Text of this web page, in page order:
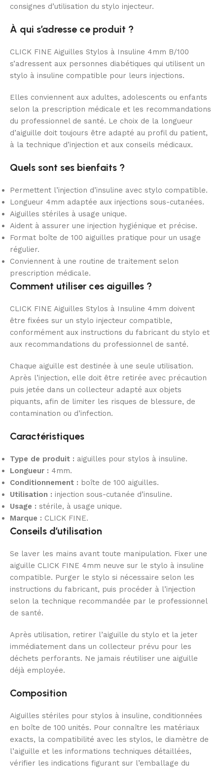
consignes d’utilisation du stylo injecteur.
À qui s’adresse ce produit ?
CLICK FINE Aiguilles Stylos à Insuline 4mm B/100
s’adressent aux personnes diabétiques qui utilisent un
stylo à insuline compatible pour leurs injections.
Elles conviennent aux adultes, adolescents ou enfants
selon la prescription médicale et les recommandations
du professionnel de santé. Le choix de la longueur
d’aiguille doit toujours être adapté au profil du patient,
à la technique d’injection et aux conseils médicaux.
Quels sont ses bienfaits ?
Permettent l’injection d’insuline avec stylo compatible.
Longueur 4mm adaptée aux injections sous-cutanées.
Aiguilles stériles à usage unique.
Aident à assurer une injection hygiénique et précise.
Format boîte de 100 aiguilles pratique pour un usage
régulier.
Conviennent à une routine de traitement selon
prescription médicale.
Comment utiliser ces aiguilles ?
CLICK FINE Aiguilles Stylos à Insuline 4mm doivent
être fixées sur un stylo injecteur compatible,
conformément aux instructions du fabricant du stylo et
aux recommandations du professionnel de santé.
Chaque aiguille est destinée à une seule utilisation.
Après l’injection, elle doit être retirée avec précaution
puis jetée dans un collecteur adapté aux objets
piquants, afin de limiter les risques de blessure, de
contamination ou d’infection.
Caractéristiques
Type de produit : aiguilles pour stylos à insuline.
Longueur : 4mm.
Conditionnement : boîte de 100 aiguilles.
Utilisation : injection sous-cutanée d’insuline.
Usage : stérile, à usage unique.
Marque : CLICK FINE.
Conseils d’utilisation
Se laver les mains avant toute manipulation. Fixer une
aiguille CLICK FINE 4mm neuve sur le stylo à insuline
compatible. Purger le stylo si nécessaire selon les
instructions du fabricant, puis procéder à l’injection
selon la technique recommandée par le professionnel
de santé.
Après utilisation, retirer l’aiguille du stylo et la jeter
immédiatement dans un collecteur prévu pour les
déchets perforants. Ne jamais réutiliser une aiguille
déjà employée.
Composition
Aiguilles stériles pour stylos à insuline, conditionnées
en boîte de 100 unités. Pour connaître les matériaux
exacts, la compatibilité avec les stylos, le diamètre de
l’aiguille et les informations techniques détaillées,
vérifier les indications figurant sur l’emballage du